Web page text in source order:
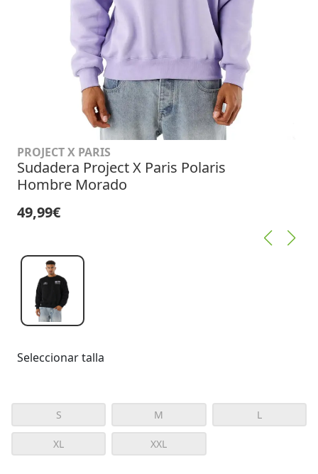
PROJECT X PARIS
Sudadera Project X Paris Polaris
Hombre Morado
49,99€
Seleccionar talla
S M L
XL XXL